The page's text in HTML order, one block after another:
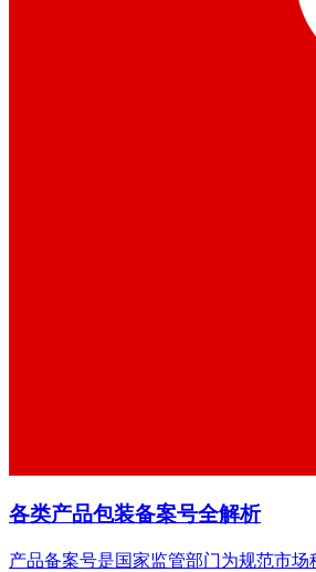
各类产品包装备案号全解析
产品备案号是国家监管部门为规范市场